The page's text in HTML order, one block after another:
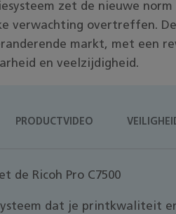
zet de nieuwe norm
overtreffen. De
markt, met een
en veelzijdigheid.
PRODUCTVIDEO
de Ricoh Pro C7500
dat je printkwaliteit